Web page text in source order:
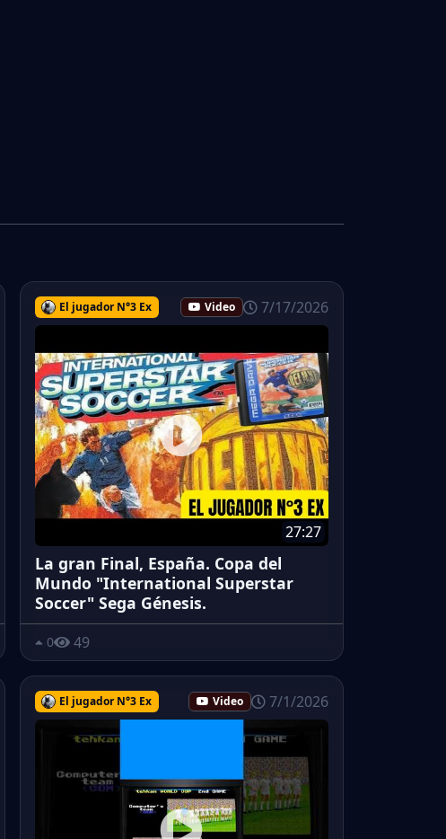
El jugador N°3 Ex Video 7/17/2026
27:27
La gran Final, España. Copa del
Mundo "International Superstar
Soccer" Sega Génesis.
0 49
El jugador N°3 Ex Video 7/1/2026